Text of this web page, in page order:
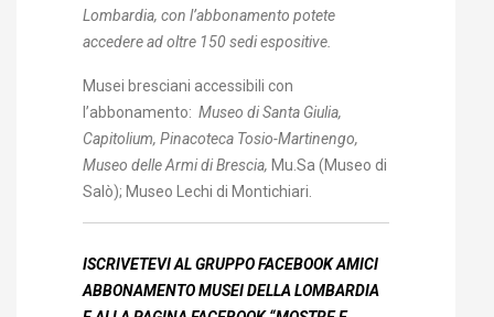
Lombardia, con l’abbonamento potete
accedere ad oltre 150 sedi espositive.
Musei bresciani accessibili con
l’abbonamento: Museo di Santa Giulia,
Capitolium, Pinacoteca Tosio-Martinengo,
Museo delle Armi di Brescia, Mu.Sa (Museo di
Salò); Museo Lechi di Montichiari.
ISCRIVETEVI AL GRUPPO FACEBOOK AMICI
ABBONAMENTO MUSEI DELLA LOMBARDIA